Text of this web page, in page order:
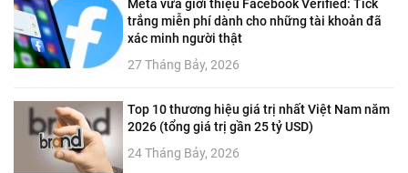
Meta vừa giới thiệu Facebook Verified: Tick
trắng miễn phí dành cho những tài khoản đã
xác minh người thật
27 Tháng Bảy, 2026
Top 10 thương hiệu giá trị nhất Việt Nam năm
2026 (tổng giá trị gần 25 tỷ USD)
24 Tháng Bảy, 2026